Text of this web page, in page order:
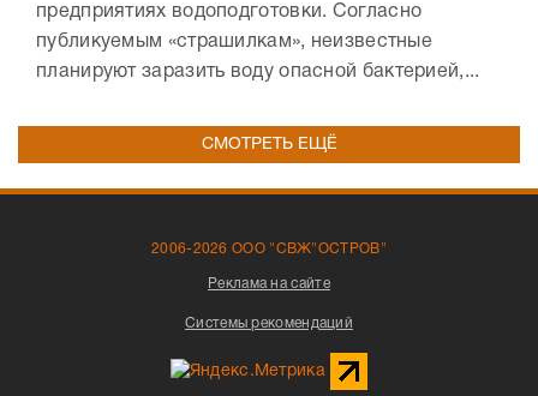
предприятиях водоподготовки. Согласно
публикуемым «страшилкам», неизвестные
планируют заразить воду опасной бактерией,...
СМОТРЕТЬ ЕЩЁ
2006-2026 ООО "СВЖ"ОСТРОВ"
Реклама на сайте
Системы рекомендаций